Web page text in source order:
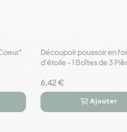
favorite_border
Découpoir poussoir en
d'étoile - 1 Boîtes de 3
6,42 €
 
Ajouter